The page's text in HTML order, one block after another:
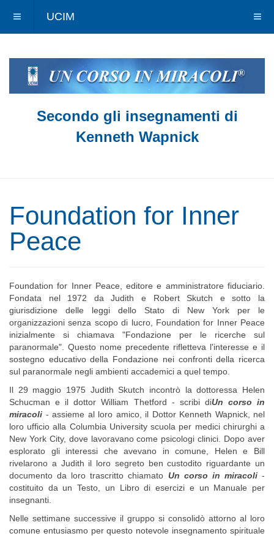
UCIM
Secondo gli insegnamenti di
Kenneth Wapnick
Foundation for Inner
Peace
Foundation for Inner Peace, editore e amministratore fiduciario.
Fondata nel 1972 da Judith e Robert Skutch e sotto la
giurisdizione delle leggi dello Stato di New York per le
organizzazioni senza scopo di lucro, Foundation for Inner Peace
inizialmente si chiamava "Fondazione per le ricerche sul
paranormale". Questo nome precedente rifletteva l'interesse e il
sostegno educativo della Fondazione nei confronti della ricerca
sul paranormale negli ambienti accademici a quel tempo.
Il 29 maggio 1975 Judith Skutch incontrò la dottoressa Helen
Schucman e il dottor William Thetford - scribi diUn corso in
miracoli - assieme al loro amico, il Dottor Kenneth Wapnick, nel
loro ufficio alla Columbia University scuola per medici chirurghi a
New York City, dove lavoravano come psicologi clinici. Dopo aver
esplorato gli interessi che avevano in comune, Helen e Bill
rivelarono a Judith il loro segreto ben custodito riguardante un
documento da loro trascritto chiamato Un corso in miracoli-
costituito da un Testo, un Libro di esercizi e un Manuale per
insegnanti.
Nelle settimane successive il gruppo si consolidò attorno al loro
comune entusiasmo per questo notevole insegnamento spirituale